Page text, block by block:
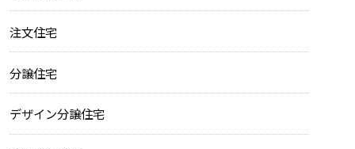
注文住宅
分譲住宅
デザイン分譲住宅